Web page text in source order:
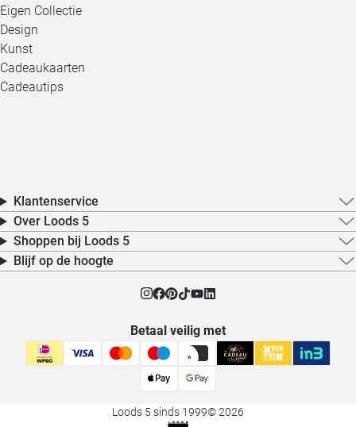
Eigen Collectie
Design
Kunst
Cadeaukaarten
Cadeautips
Klantenservice
Over Loods 5
Shoppen bij Loods 5
Blijf op de hoogte
Betaal veilig met
Loods 5 sinds 1999© 2026